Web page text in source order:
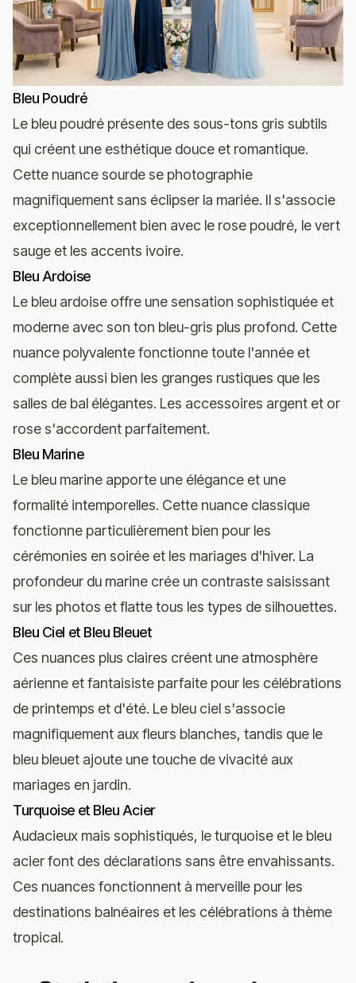
Bleu Poudré
Le bleu poudré présente des sous-tons gris subtils
qui créent une esthétique douce et romantique.
Cette nuance sourde se photographie
magnifiquement sans éclipser la mariée. Il s'associe
exceptionnellement bien avec le rose poudré, le vert
sauge et les accents ivoire.
Bleu Ardoise
Le bleu ardoise offre une sensation sophistiquée et
moderne avec son ton bleu-gris plus profond. Cette
nuance polyvalente fonctionne toute l'année et
complète aussi bien les granges rustiques que les
salles de bal élégantes. Les accessoires argent et or
rose s'accordent parfaitement.
Bleu Marine
Le bleu marine apporte une élégance et une
formalité intemporelles. Cette nuance classique
fonctionne particulièrement bien pour les
cérémonies en soirée et les mariages d'hiver. La
profondeur du marine crée un contraste saisissant
sur les photos et flatte tous les types de silhouettes.
Bleu Ciel et Bleu Bleuet
Ces nuances plus claires créent une atmosphère
aérienne et fantaisiste parfaite pour les célébrations
de printemps et d'été. Le bleu ciel s'associe
magnifiquement aux fleurs blanches, tandis que le
bleu bleuet ajoute une touche de vivacité aux
mariages en jardin.
Turquoise et Bleu Acier
Audacieux mais sophistiqués, le turquoise et le bleu
acier font des déclarations sans être envahissants.
Ces nuances fonctionnent à merveille pour les
destinations balnéaires et les célébrations à thème
tropical.